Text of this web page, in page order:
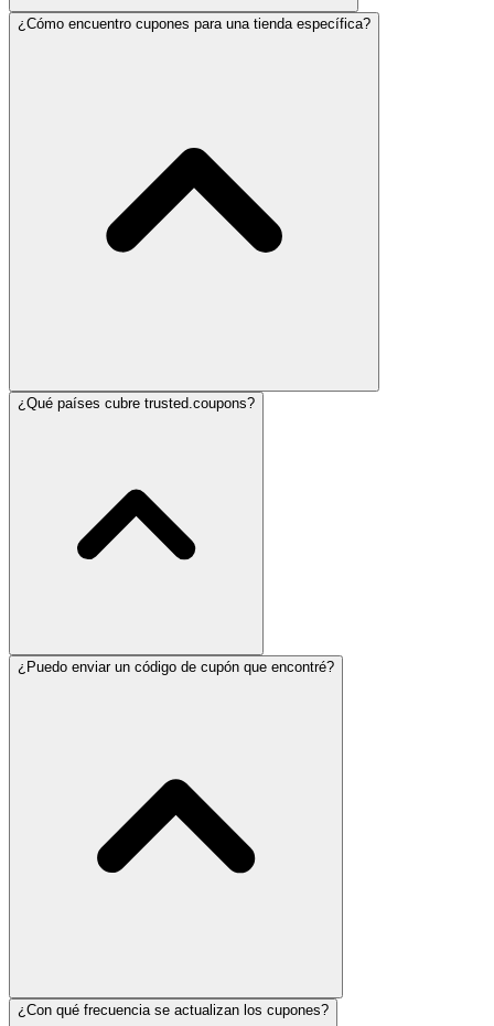
¿Cómo encuentro cupones para una tienda específica?
¿Qué países cubre trusted.coupons?
¿Puedo enviar un código de cupón que encontré?
¿Con qué frecuencia se actualizan los cupones?